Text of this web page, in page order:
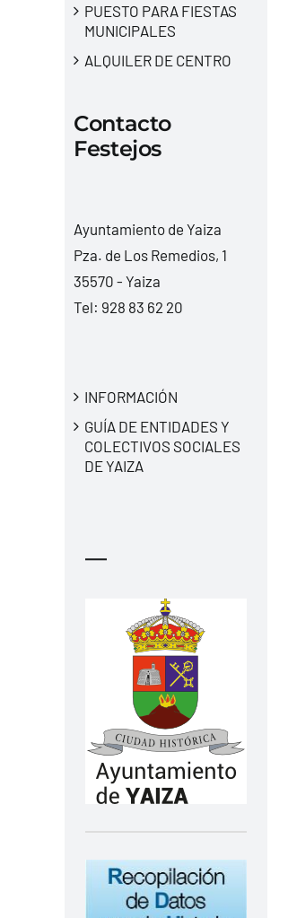
PUESTO PARA FIESTAS
MUNICIPALES
ALQUILER DE CENTRO
Contacto
Festejos
Ayuntamiento de Yaiza
Pza. de Los Remedios, 1
35570 - Yaiza
Tel: 928 83 62 20
INFORMACIÓN
GUÍA DE ENTIDADES Y
COLECTIVOS SOCIALES
DE YAIZA
—